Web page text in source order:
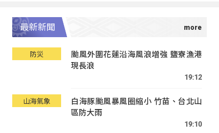
最新新聞
防災
颱風外圍花蓮沿海風浪增強 鹽寮漁港
現長浪
19:12
山海氣象
白海豚颱風暴風圈縮小 竹苗、台北山
區防大雨
19:10